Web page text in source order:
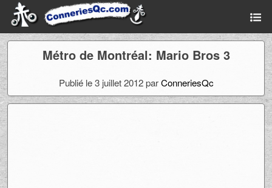
Métro de Montréal: Mario Bros 3
Publié le 3 juillet 2012 parConneriesQc